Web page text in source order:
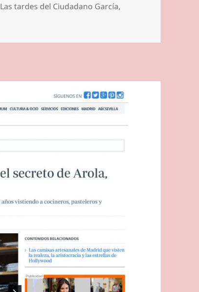
Las tardes del Ciudadano García,